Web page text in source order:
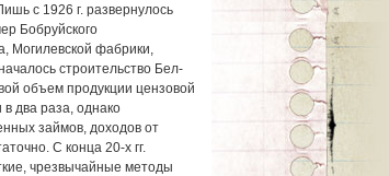
с 1926 г. развернулось
Бобруйского
Могилевской фабрики,
строительство Бел-
объем продукции цензовой
два раза, однако
займов, доходов от
С конца 20-х гг.
чрезвычайные методы